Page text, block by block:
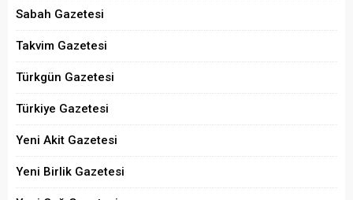
Sabah Gazetesi
Takvim Gazetesi
Türkgün Gazetesi
Türkiye Gazetesi
Yeni Akit Gazetesi
Yeni Birlik Gazetesi